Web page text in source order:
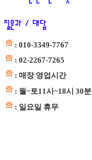
: 010-3349-7767
: 02-2267-7265
: 매장 영업시간
: 월~토11시~18시 30분
: 일요일 휴무